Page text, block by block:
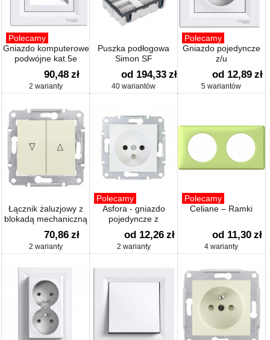
Polecamy
Gniazdo komputerowe
podwójne kat.5e
90,48 zł
2 warianty
Puszka podłogowa
Simon SF
od 194,33 zł
40 wariantów
Polecamy
Gniazdo pojedyncze
z/u
od 12,89 zł
5 wariantów
Łącznik żaluzjowy z
blokadą mechaniczną
70,86 zł
2 warianty
Polecamy
Asfora - gniazdo
pojedyncze z
uziemieniem
od 12,26 zł
2 warianty
Polecamy
Celiane – Ramki
od 11,30 zł
4 warianty